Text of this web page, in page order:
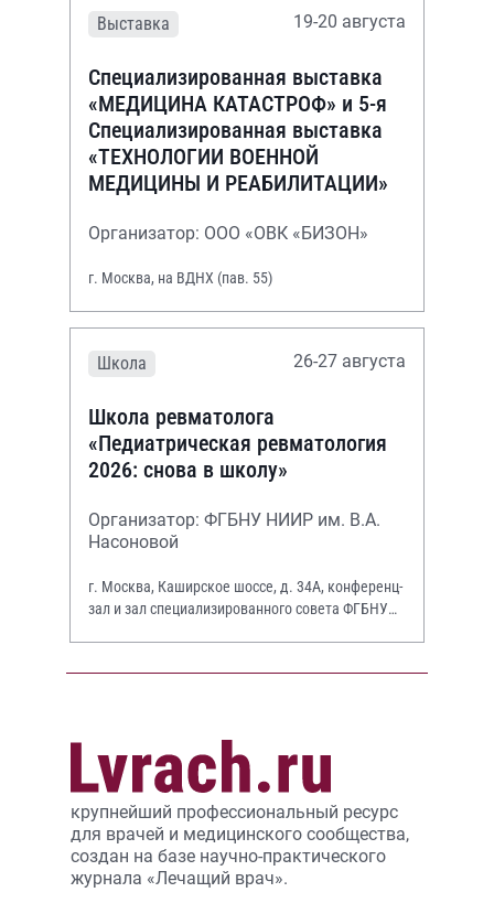
Выставка 19-20 августа
Специализированная выставка
«МЕДИЦИНА КАТАСТРОФ» и 5-я
Специализированная выставка
«ТЕХНОЛОГИИ ВОЕННОЙ
МЕДИЦИНЫ И РЕАБИЛИТАЦИИ»
Организатор: ООО «ОВК «БИЗОН»
г. Москва, на ВДНХ (пав. 55)
Школа 26-27 августа
Школа ревматолога
«Педиатрическая ревматология
2026: снова в школу»
Организатор: ФГБНУ НИИР им. В.А.
Насоновой
г. Москва, Каширское шоссе, д. 34А, конференц-
зал и зал специализированного совета ФГБНУ
крупнейший профессиональный ресурс
для врачей и медицинского сообщества,
создан на базе научно-практического
журнала «Лечащий врач».